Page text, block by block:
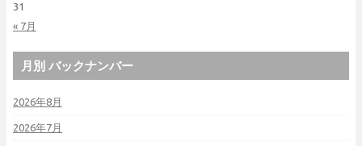
« 7月
31
月別 バックナンバー
2026年8月
2026年7月